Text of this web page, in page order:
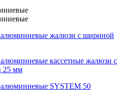
алюминиевые жалюзи с шириной
кассетные жалюзи с
25 мм
алюминиевые SYSTEM 50